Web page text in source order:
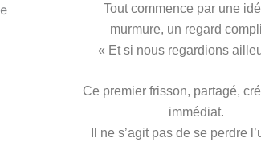
Tout commence par une
murmure, un regard
« Et si nous regardions
Ce premier frisson, partagé,
immédiat.
Il ne s’agit pas de se perdre